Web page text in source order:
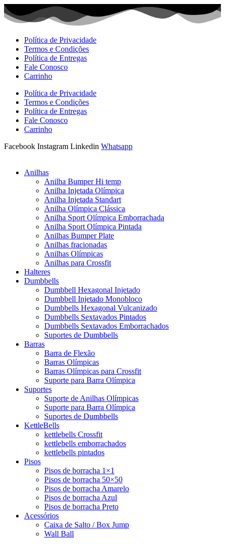
Ir
para
Política de Privacidade
Termos e Condições
Política de Entregas
Fale Conosco
Carrinho
Política de Privacidade
Termos e Condições
Política de Entregas
Fale Conosco
Carrinho
Facebook Instagram Linkedin Whatsapp
Anilhas
Anilha Bumper Hi temp
Anilha Injetada Olímpica
Anilha Injetada Standart
Anilha Olímpica Clássica
Anilha Sport Olímpica Emborrachada
Anilha Sport Olímpica Pintada
Anilhas Bumper Plate
Anilhas fracionadas
Anilhas Olímpicas
Anilhas para Crossfit
Halteres
Dumbbells
Dumbbell Hexagonal Injetado
Dumbbell Injetado Monobloco
Dumbbells Hexagonal Vulcanizado
Dumbbells Sextavados Pintados
Dumbbells Sextavados Emborrachados
Suportes de Dumbbells
Barras
Barra de Flexão
Barras Olímpicas
Barras Olímpicas para Crossfit
Suporte para Barra Olímpica
Suportes
Suporte de Anilhas Olímpicas
Suporte para Barra Olímpica
Suportes de Dumbbells
KettleBells
kettlebells Crossfit
kettlebells emborrachados
kettlebells pintados
Pisos
Pisos de borracha 1×1
Pisos de borracha 50×50
Pisos de borracha Amarelo
Pisos de borracha Azul
Pisos de borracha Preto
Acessórios
Caixa de Salto / Box Jump
Wall Ball